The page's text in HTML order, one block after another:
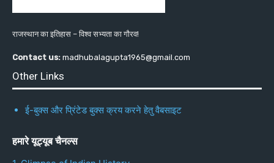
राजस्थान का इतिहास – विश्व सभ्यता का गौरव!
Contact us: madhubalagupta1965@gmail.com
Other Links
ई-बुक्स और प्रिंटेड बुक्स क्रय करने हेतु वैबसाइट
हमारे यूट्यूब चैनल्स